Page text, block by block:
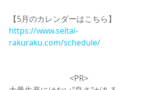
【5月のカレンダーはこちら】
https://www.seitai-
rakuraku.com/schedule/
<PR>